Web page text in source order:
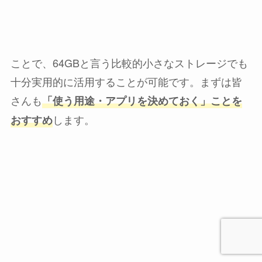
ことで、64GBと言う比較的小さなストレージでも
十分実用的に活用することが可能です。まずは皆
さんも「使う用途・アプリを決めておく」ことを
おすすめします。